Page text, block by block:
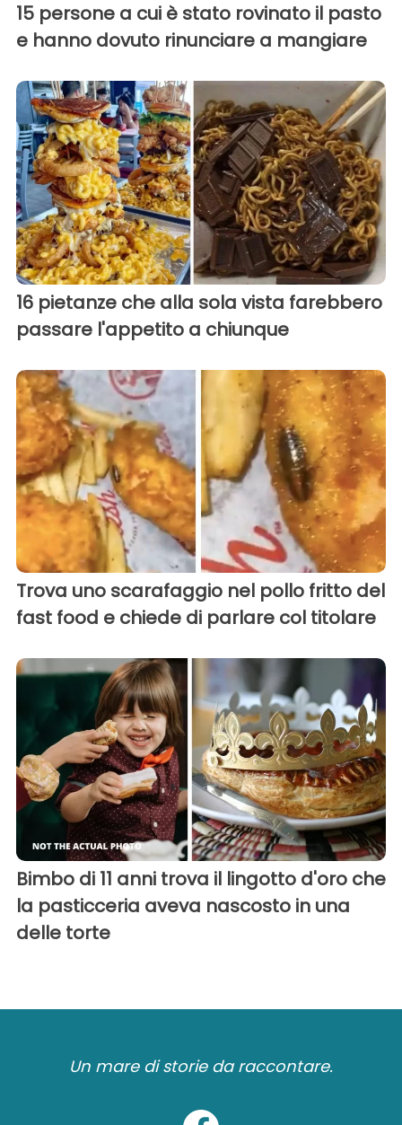
15 persone a cui è stato rovinato il pasto
e hanno dovuto rinunciare a mangiare
16 pietanze che alla sola vista farebbero
passare l'appetito a chiunque
Trova uno scarafaggio nel pollo fritto del
fast food e chiede di parlare col titolare
Bimbo di 11 anni trova il lingotto d'oro che
la pasticceria aveva nascosto in una
delle torte
Un mare di storie da raccontare.